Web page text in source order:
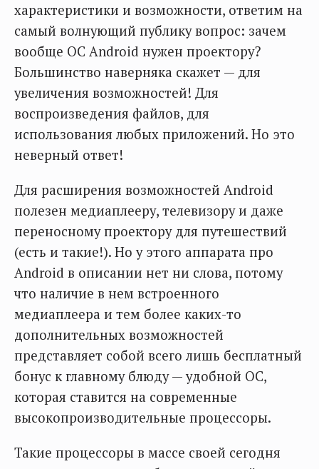
характеристики и возможности, ответим на
самый волнующий публику вопрос: зачем
вообще ОС Android нужен проектору?
Большинство наверняка скажет — для
увеличения возможностей! Для
воспроизведения файлов, для
использования любых приложений. Но это
неверный ответ!
Для расширения возможностей Android
полезен медиаплееру, телевизору и даже
переносному проектору для путешествий
(есть и такие!). Но у этого аппарата про
Android в описании нет ни слова, потому
что наличие в нем встроенного
медиаплеера и тем более каких-то
дополнительных возможностей
представляет собой всего лишь бесплатный
бонус к главному блюду — удобной ОС,
которая ставится на современные
высокопроизводительные процессоры.
Такие процессоры в массе своей сегодня